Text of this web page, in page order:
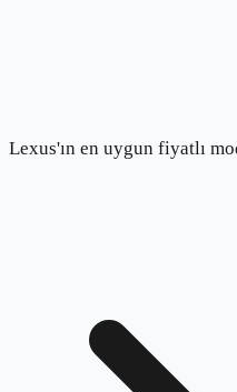
Lexus'ın en uygun fiyatlı